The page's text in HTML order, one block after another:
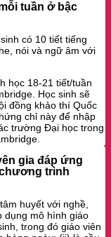
tuần ở bậc
có 10 tiết tiếng
nói và ngữ âm với
học 18-21 tiết/tuần
Học sinh sẽ
đồng khảo thí Quốc
chỉ này để nhập
trường Đại học trong
gia đáp ứng
trình
huyết với nghề,
dụng mô hình giáo
trong đó giáo viên